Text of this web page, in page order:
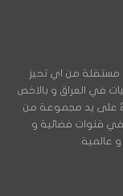
مستقلة من اي تحيز
في العراق و بالاخص
في محافظتي دهوك و نينوى. تأسست عام 2018 على يد مجموعة من
في قنوات فضائية و
عالمية.